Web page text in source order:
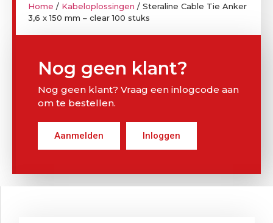
Home / Kabeloplossingen / Steraline Cable Tie Anker
3,6 x 150 mm – clear 100 stuks
Nog geen klant?
Nog geen klant? Vraag een inlogcode aan
om te bestellen.
Aanmelden Inloggen